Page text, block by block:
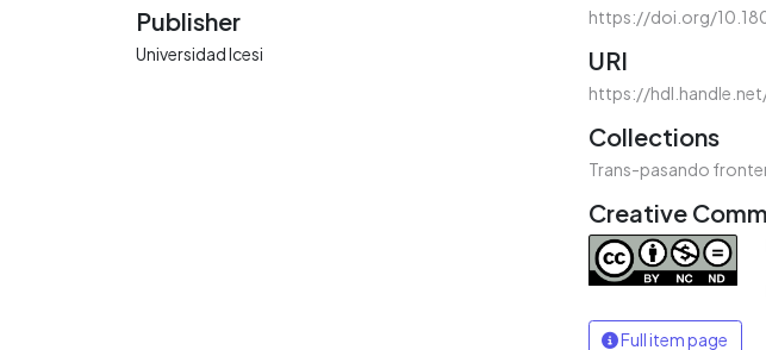
Publisher
Universidad Icesi
https://doi.org/
URI
https://
Collections
Trans-pasando
Creative
Full item page